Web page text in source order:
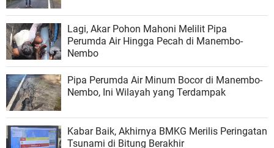
Lagi, Akar Pohon Mahoni Melilit Pipa
Perumda Air Hingga Pecah di Manembo-
Nembo
Pipa Perumda Air Minum Bocor di Manembo-
Nembo, Ini Wilayah yang Terdampak
Kabar Baik, Akhirnya BMKG Merilis Peringatan
Tsunami di Bitung Berakhir